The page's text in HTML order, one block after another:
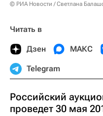
© РИА Новости / Светлана
Читать в
Дзен МАКС
Telegram
Российский
проведет 30 мая